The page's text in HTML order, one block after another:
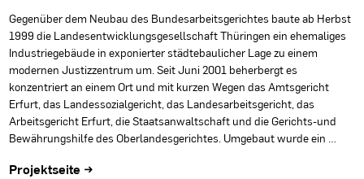
Gegenüber dem Neubau des Bundesarbeitsgerichtes baute ab Herbst
1999 die Landesentwicklungsgesellschaft Thüringen ein ehemaliges
Industriegebäude in exponierter städtebaulicher Lage zu einem
modernen Justizzentrum um. Seit Juni 2001 beherbergt es
konzentriert an einem Ort und mit kurzen Wegen das Amtsgericht
Erfurt, das Landessozialgericht, das Landesarbeitsgericht, das
Arbeitsgericht Erfurt, die Staatsanwaltschaft und die Gerichts-und
Bewährungshilfe des Oberlandesgerichtes. Umgebaut wurde ein …
Projektseite →